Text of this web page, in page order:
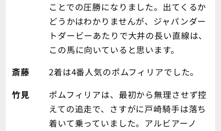
ことでの圧勝になりました。出てくるか
どうかはわかりませんが、ジャパンダー
トダービーあたりで大井の長い直線は、
この馬に向いていると思います。
斎藤
2着は4番人気のポムフィリアでした。
竹見
ポムフィリアは、最初から無理させず控
えての追走で、さすがに戸崎騎手は落ち
着いて乗っていました。アルビアーノ